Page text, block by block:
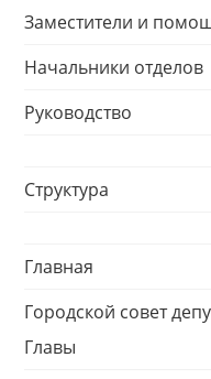
Заместители и
Начальники отделов
Руководство
Структура
Главная
Городской совет
Главы